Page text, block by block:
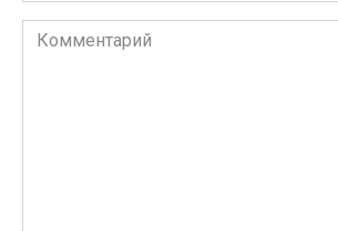
Комментарий